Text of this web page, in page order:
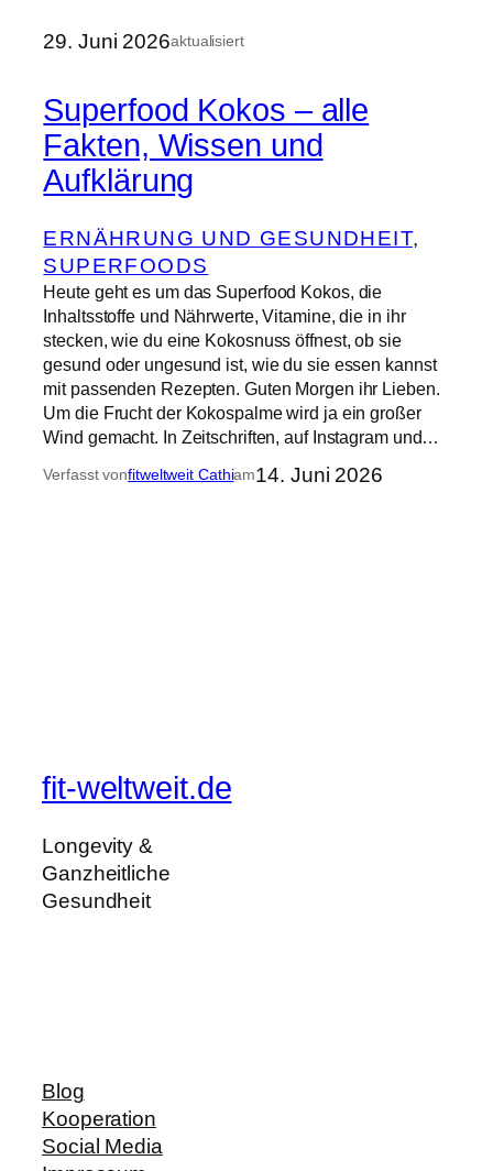
29. Juni 2026aktualisiert
Superfood Kokos – alle
Fakten, Wissen und
Aufklärung
ERNÄHRUNG UND GESUNDHEIT
SUPERFOODS
Heute geht es um das Superfood Kokos, die
Inhaltsstoffe und Nährwerte, Vitamine, die in ihr
stecken, wie du eine Kokosnuss öffnest, ob sie
gesund oder ungesund ist, wie du sie essen kannst
mit passenden Rezepten. Guten Morgen ihr Lieben.
Um die Frucht der Kokospalme wird ja ein großer
Wind gemacht. In Zeitschriften, auf Instagram und…
Verfasst vonfitweltweit Cathiam14. Juni 2026
fit-weltweit.de
Longevity &
Ganzheitliche
Gesundheit
Blog
Kooperation
Social Media